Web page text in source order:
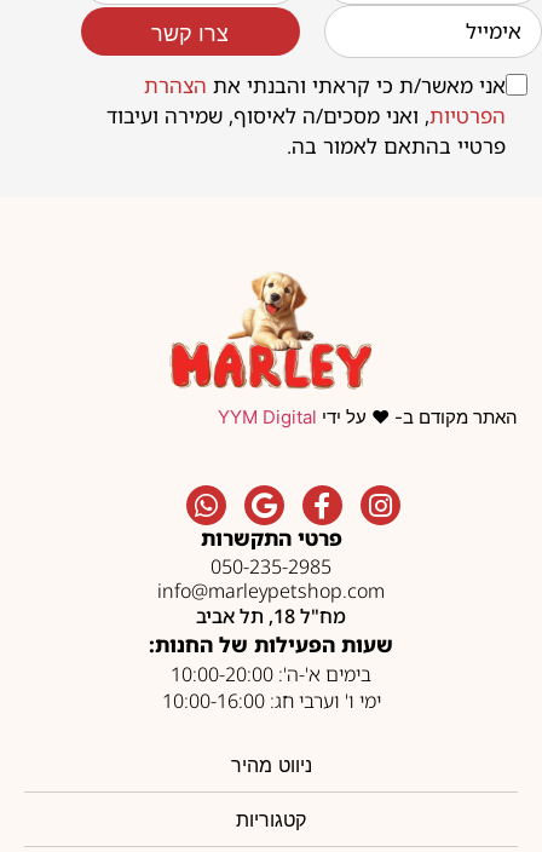
אני מאשר/ת כי קראתי והבנתי את הצהרת
הפרטיות, ואני מסכים/ה לאיסוף, שמירה ועיבוד
פרטיי בהתאם לאמור בה.
צרו קשר
האתר מקודם ב- ❤️ על ידי YYM Digital
פרטי התקשרות
050-235-2985
info@marleypetshop.com
מח"ל 18, תל אביב
שעות הפעילות של החנות:
בימים א'-ה': 10:00-20:00
ימי ו' וערבי חג: 10:00-16:00
ניווט מהיר
קטגוריות